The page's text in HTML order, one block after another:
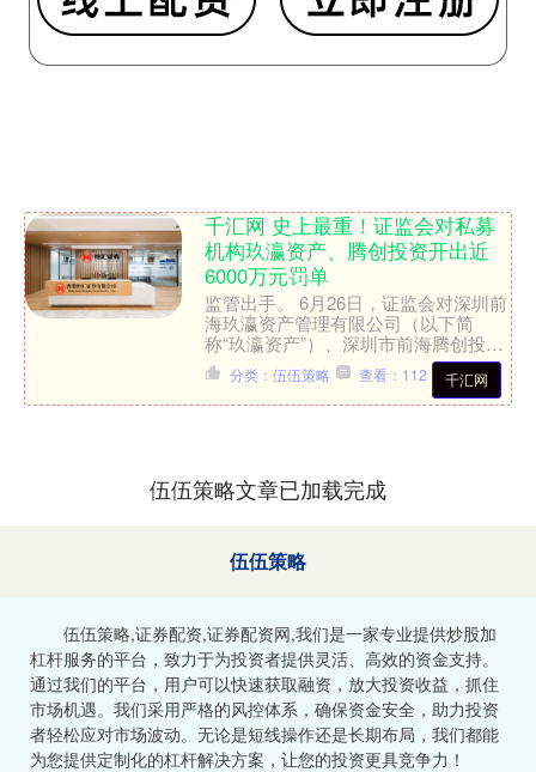
千汇网 史上最重！证监会对私募
机构玖瀛资产、腾创投资开出近
6000万元罚单
监管出手。 6月26日，证监会对深圳前
海玖瀛资产管理有限公司（以下简
称“玖瀛资产”）、深圳市前海腾创投资
有限公司（以下简称“腾创投资”）及相
关责任人员违法违规行....
千汇网
分类：伍伍策略 查看：112
伍伍策略文章已加载完成
伍伍策略
伍伍策略,证券配资,证券配资网,我们是一家专业提供炒股加
杠杆服务的平台，致力于为投资者提供灵活、高效的资金支持。
通过我们的平台，用户可以快速获取融资，放大投资收益，抓住
市场机遇。我们采用严格的风控体系，确保资金安全，助力投资
者轻松应对市场波动。无论是短线操作还是长期布局，我们都能
为您提供定制化的杠杆解决方案，让您的投资更具竞争力！